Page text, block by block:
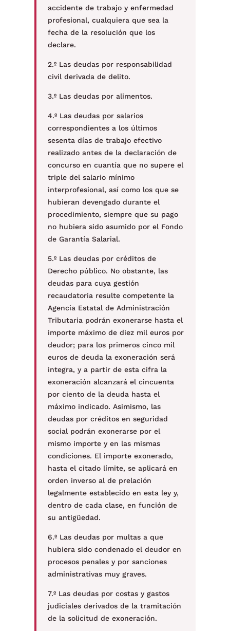
accidente de trabajo y enfermedad
profesional, cualquiera que sea la
fecha de la resolución que los
declare.
2.º Las deudas por responsabilidad
civil derivada de delito.
3.º Las deudas por alimentos.
4.º Las deudas por salarios
correspondientes a los últimos
sesenta días de trabajo efectivo
realizado antes de la declaración de
concurso en cuantía que no supere el
triple del salario mínimo
interprofesional, así como los que se
hubieran devengado durante el
procedimiento, siempre que su pago
no hubiera sido asumido por el Fondo
de Garantía Salarial.
5.º Las deudas por créditos de
Derecho público. No obstante, las
deudas para cuya gestión
recaudatoria resulte competente la
Agencia Estatal de Administración
Tributaria podrán exonerarse hasta el
importe máximo de diez mil euros por
deudor; para los primeros cinco mil
euros de deuda la exoneración será
integra, y a partir de esta cifra la
exoneración alcanzará el cincuenta
por ciento de la deuda hasta el
máximo indicado. Asimismo, las
deudas por créditos en seguridad
social podrán exonerarse por el
mismo importe y en las mismas
condiciones. El importe exonerado,
hasta el citado límite, se aplicará en
orden inverso al de prelación
legalmente establecido en esta ley y,
dentro de cada clase, en función de
su antigüedad.
6.º Las deudas por multas a que
hubiera sido condenado el deudor en
procesos penales y por sanciones
administrativas muy graves.
7.º Las deudas por costas y gastos
judiciales derivados de la tramitación
de la solicitud de exoneración.